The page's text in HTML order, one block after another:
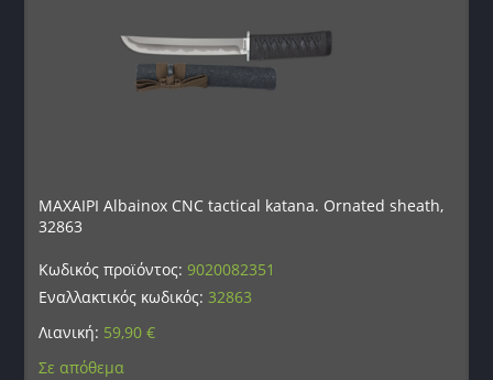
ΜΑΧΑΙΡΙ Albainox CNC tactical katana. Ornated sheath,
32863
Κωδικός προϊόντος:9020082351
Εναλλακτικός κωδικός: 32863
Λιανική: 59,90€
Σε απόθεμα